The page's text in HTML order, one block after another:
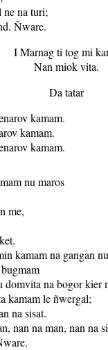
ne na turi;
Ñware.
I Marnag ti tog mi
Nan miok vita.
Da tatar
kamam.
kamam.
kamam.
nu maros
me,
kamam na gangan
domvita na bogor kier
kamam le ñwergal;
na sisat.
nan na man, nan na